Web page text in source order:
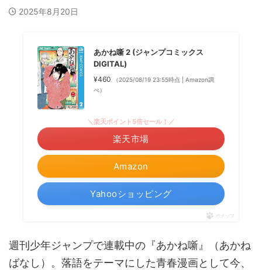
2025年8月20日
あかね噺 2 (ジャンプコミックス
DIGITAL)
¥460
（2025/08/19 23:55時点 | Amazon調
べ）
Amazon
＼楽天ポイント5倍セール！／
楽天市場
Yahooショッピング
ポチップ
週刊少年ジャンプで連載中の『あかね噺』（あかね
ばなし）。落語をテーマにした青春漫画として今、